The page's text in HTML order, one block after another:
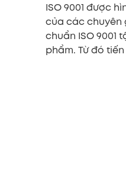
ISO 9001 được
của các chuyên
chuẩn ISO
phẩm. Từ đó